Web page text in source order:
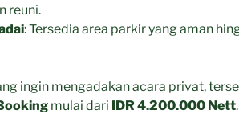
reuni.
: Tersedia area parkir yang aman
ingin mengadakan acara privat,
mulai dari IDR 4.200.000 Nett